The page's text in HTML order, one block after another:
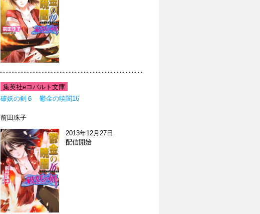
集英社eコバルト文庫
破妖の剣６ 鬱金の暁闇16
前田珠子
2013年12月27日
配信開始